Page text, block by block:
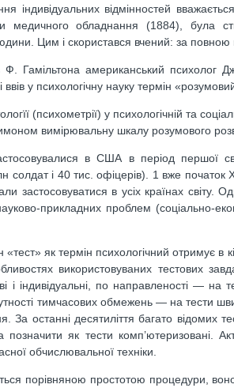
індивідуальних відмінностей
медичного обладнання (1884), була
Цим і скористався вчений: за
Гамільтона американський психолог
ввів у психологічну науку термін
(психометрії) у психологічній та
вимірювальну шкалу розумового
в США в період першої
солдат і 40 тис. офіцерів). 1 вже початок
застосовуватися в усіх країнах світу.
прикладних проблем (соціально-
як термін психологічний отримує в
використовуваних тестових
індивідуальні, по направленості — на
тимчасових обмежень — на тести
За останні десятиліття багато відомих
як тести комп’ютеризовані.
обчислювальної техніки.
порівняною простотою процедури,